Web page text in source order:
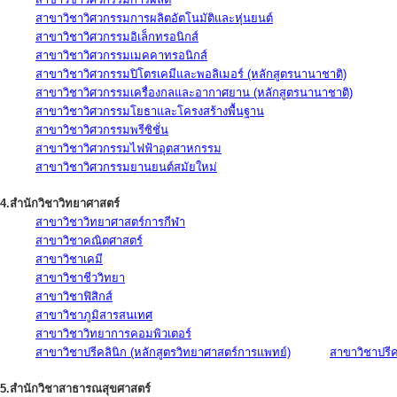
สาขาวิชาวิศวกรรมการผลิตอัตโนมัติและหุ่นยนต์
สาขาวิชาวิศวกรรมอิเล็กทรอนิกส์
สาขาวิชาวิศวกรรมเมคคาทรอนิกส์
สาขาวิชาวิศวกรรมปิโตรเคมีและพอลิเมอร์ (หลักสูตรนานาชาติ)
สาขาวิชาวิศวกรรมเครื่องกลและอากาศยาน (หลักสูตรนานาชาติ)
สาขาวิชาวิศวกรรมโยธาและโครงสร้างพื้นฐาน
สาขาวิชาวิศวกรรมพรีซิชั่น
สาขาวิชาวิศวกรรมไฟฟ้าอุตสาหกรรม
สาขาวิชาวิศวกรรมยานยนต์สมัยใหม่
4.สำนักวิชาวิทยาศาสตร์
สาขาวิชาวิทยาศาสตร์การกีฬา
สาขาวิชาคณิตศาสตร์
สาขาวิชาเคมี
สาขาวิชาชีววิทยา
สาขาวิชาฟิสิกส์
สาขาวิชาภูมิสารสนเทศ
สาขาวิชาวิทยาการคอมพิวเตอร์
สาขาวิชาปรีคลินิก (หลักสูตรวิทยาศาสตร์การแพทย์)
สาขาวิชาปรี
5.สำนักวิชาสาธารณสุขศาสตร์